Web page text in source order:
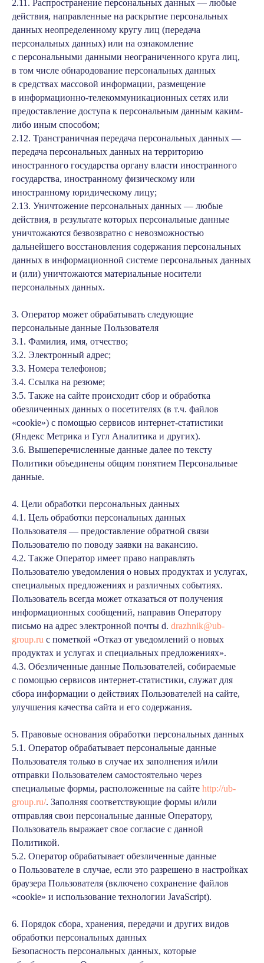
2.11. Распространение персональных данных — любые
действия, направленные на раскрытие персональных
данных неопределенному кругу лиц (передача
персональных данных) или на ознакомление
с персональными данными неограниченного круга лиц,
в том числе обнародование персональных данных
в средствах массовой информации, размещение
в информационно-телекоммуникационных сетях или
предоставление доступа к персональным данным каким-
либо иным способом;
2.12. Трансграничная передача персональных данных —
передача персональных данных на территорию
иностранного государства органу власти иностранного
государства, иностранному физическому или
иностранному юридическому лицу;
2.13. Уничтожение персональных данных — любые
действия, в результате которых персональные данные
уничтожаются безвозвратно с невозможностью
дальнейшего восстановления содержания персональных
данных в информационной системе персональных данных
и (или) уничтожаются материальные носители
персональных данных.
3. Оператор может обрабатывать следующие
персональные данные Пользователя
3.1. Фамилия, имя, отчество;
3.2. Электронный адрес;
3.3. Номера телефонов;
3.4. Ссылка на резюме;
3.5. Также на сайте происходит сбор и обработка
обезличенных данных о посетителях (в т.ч. файлов
«cookie») с помощью сервисов интернет-статистики
(Яндекс Метрика и Гугл Аналитика и других).
3.6. Вышеперечисленные данные далее по тексту
Политики объединены общим понятием Персональные
данные.
4. Цели обработки персональных данных
4.1. Цель обработки персональных данных
Пользователя — предоставление обратной связи
Пользователю по поводу заявки на вакансию.
4.2. Также Оператор имеет право направлять
Пользователю уведомления о новых продуктах и услугах,
специальных предложениях и различных событиях.
Пользователь всегда может отказаться от получения
информационных сообщений, направив Оператору
письмо на адрес электронной почты d. drazhnik@ub-
group.ru с пометкой «Отказ от уведомлений о новых
продуктах и услугах и специальных предложениях».
4.3. Обезличенные данные Пользователей, собираемые
с помощью сервисов интернет-статистики, служат для
сбора информации о действиях Пользователей на сайте,
улучшения качества сайта и его содержания.
5. Правовые основания обработки персональных данных
5.1. Оператор обрабатывает персональные данные
Пользователя только в случае их заполнения и/или
отправки Пользователем самостоятельно через
специальные формы, расположенные на сайте http://ub-
group.ru/. Заполняя соответствующие формы и/или
отправляя свои персональные данные Оператору,
Пользователь выражает свое согласие с данной
Политикой.
5.2. Оператор обрабатывает обезличенные данные
о Пользователе в случае, если это разрешено в настройках
браузера Пользователя (включено сохранение файлов
«cookie» и использование технологии JavaScript).
6. Порядок сбора, хранения, передачи и других видов
обработки персональных данных
Безопасность персональных данных, которые